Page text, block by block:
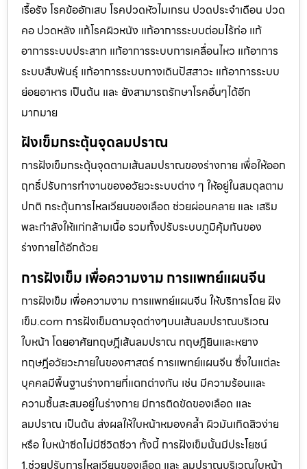
เรื้อรัง โรคข้ออักเสบ โรคปวดหัวไมเกรน ปวดประจําเดือน ปวด
คอ ปวดหลัง แก้โรคผิวหนัง แก้อาการระบบต่อมไร้ท่อ แก้
อาการระบบประสาท แก้อาการระบบการเคลื่อนไหว แก้อาการ
ระบบสืบพันธุ์ แก้อาการระบบทางเดินปัสสาวะ แก้อาการระบบ
ย่อยอาหาร เป็นต้น และ ยังสามารถรักษาโรคอื่นๆได้อีก
มากมาย
ฝังเข็มกระตุ้นจุดลมปราณ
การฝังเข็มกระตุ้นจุดตามเส้นลมปราณของร่างกาย เพื่อให้ออก
ฤทธิ์ปรับการทำงานของอวัยวะระบบต่าง ๆ ให้อยู่ในสมดุลตาม
ปกติ กระตุ้นการไหลเวียนของเลือด ช่วยผ่อนคลาย และ เสริม
พละกำลังให้แก่กล้ามเนื้อ รวมทั้งปรับระบบภูมิคุ้มกันของ
ร่างกายได้อีกด้วย
การฝังเข็ม เพื่อความงาม การแพทย์แผนจีน
การฝังเข็ม เพื่อความงาม การแพทย์แผนจีน ให้บริการโดย ฝัง
เข็ม.com การฝังเข็มตามจุดต่างๆบนเส้นลมปราณบริเวณ
ใบหน้า โดยอาศัยทฤษฎีเส้นลมปราณ ทฤษฎียินและหยาง
ทฤษฎีอวัยวะภายในของศาสตร์ การแพทย์แผนจีน ซึ่งในแต่ละ
บุคคลมีพื้นฐานร่างกายที่แตกต่างกัน เช่น มีความร้อนและ
ความชื้นสะสมอยู่ในร่างกาย มีการติดขัดของเลือด และ
ลมปราณ เป็นต้น ส่งผลให้ใบหน้าหมองคล้ำ ผิวมันเกิดสิวง่าย
หรือ ใบหน้าซีดไม่มีชีวิตชีวา ทั้งนี้ การฝังเข็มนั้นมีประโยชน์
1.ช่วยปรับการไหลเวียนของเลือด และ ลมปราณบริเวณใบหน้า